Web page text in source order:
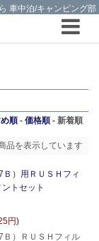
車中泊/キャンピング部
順- 価格順- 新着順
品を表示しています
Ｂ）用ＲＵＳＨフィ
トセット
円)
Ｂ）ＲＵＳＨフィル